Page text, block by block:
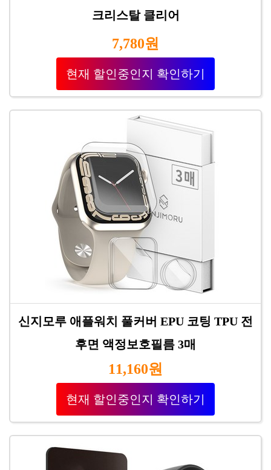
크리스탈 클리어
7,780원
현재 할인중인지 확인하기
신지모루 애플워치 풀커버 EPU 코팅 TPU 전
후면 액정보호필름 3매
11,160원
현재 할인중인지 확인하기